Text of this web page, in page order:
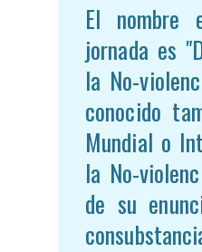
El nombre
jornada es
la No-
conocido
Mundial o
la No-
de su